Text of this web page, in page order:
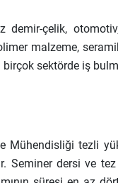
demir-çelik,
malzeme,
sektörde iş
Mühendisliği tezli
Seminer dersi ve tez